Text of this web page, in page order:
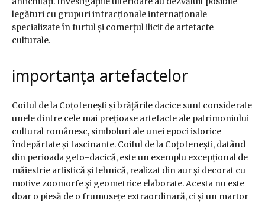
legături cu grupuri infracționale internaționale
specializate în furtul și comerțul ilicit de artefacte
culturale.
importanța artefactelor
Coiful de la Coțofenești și brățările dacice sunt considerate
unele dintre cele mai prețioase artefacte ale patrimoniului
cultural românesc, simboluri ale unei epoci istorice
îndepărtate și fascinante. Coiful de la Coțofenești, datând
din perioada geto-dacică, este un exemplu excepțional de
măiestrie artistică și tehnică, realizat din aur și decorat cu
motive zoomorfe și geometrice elaborate. Acesta nu este
doar o piesă de o frumusețe extraordinară, ci și un martor